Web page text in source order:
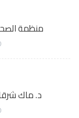
منظمة
د. ماك